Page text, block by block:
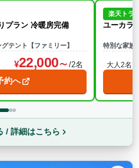
プラン 冷暖房完備
テント【ファミリー】
22,000 /2名
約へ
楽天トラ
ユーカラ
特別な家族
大人2名
/ 詳細はこちら